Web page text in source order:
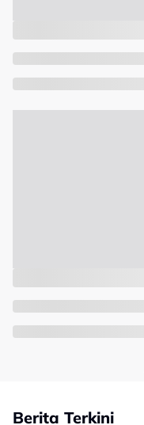
Berita Terkini